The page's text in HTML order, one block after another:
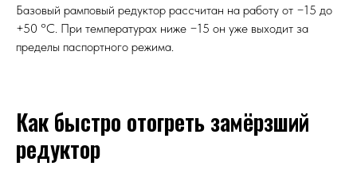
Базовый рамповый редуктор рассчитан на работу от −15 до
+50 °C. При температурах ниже −15 он уже выходит за
пределы паспортного режима.
Как быстро отогреть замёрзший
редуктор